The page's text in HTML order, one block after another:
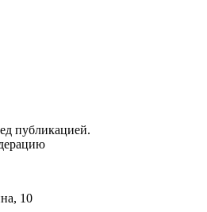
публикацией.
10